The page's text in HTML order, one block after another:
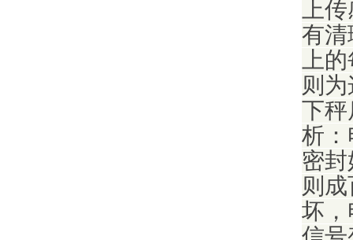
上
有清
上
则
下秤
析：
密
则
坏，